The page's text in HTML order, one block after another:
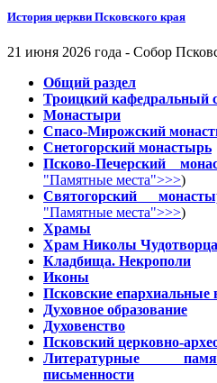
История церкви Псковского края
21 июня 2026 года - Собор
Общий раздел
Троицкий кафедральный
Монастыри
Спасо-Мирожский
Снетогорский монастырь
Псково-Печерский
"Памятные места">>>)
Святогорский
"Памятные места">>>)
Храмы
Храм Николы
Кладбища. Некрополи
Иконы
Псковские епархиальные
Духовное образование
Духовенство
Псковский церковно-
Литературные
письменности